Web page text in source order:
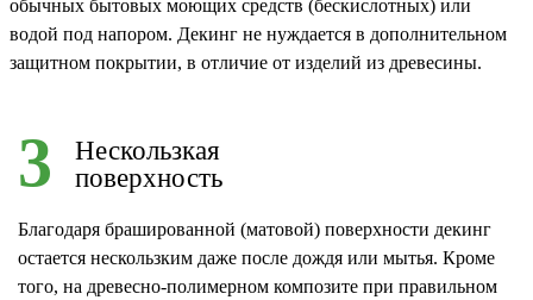
обычных бытовых моющих средств (бескислотных) или
водой под напором. Декинг не нуждается в дополнительном
защитном покрытии, в отличие от изделий из древесины.
3
Нескользкая
поверхность
Благодаря брашированной (матовой) поверхности декинг
остается нескользким даже после дождя или мытья. Кроме
того, на древесно-полимерном композите при правильном